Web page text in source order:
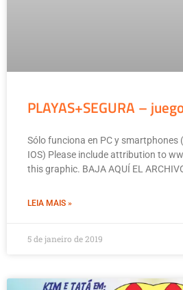
PLAYAS+SEGURA –
Sólo funciona en PC y smartphones
IOS) Please include attribution to
this graphic. BAJA AQUÍ EL
LEIA MAIS »
5 de janeiro de 2019